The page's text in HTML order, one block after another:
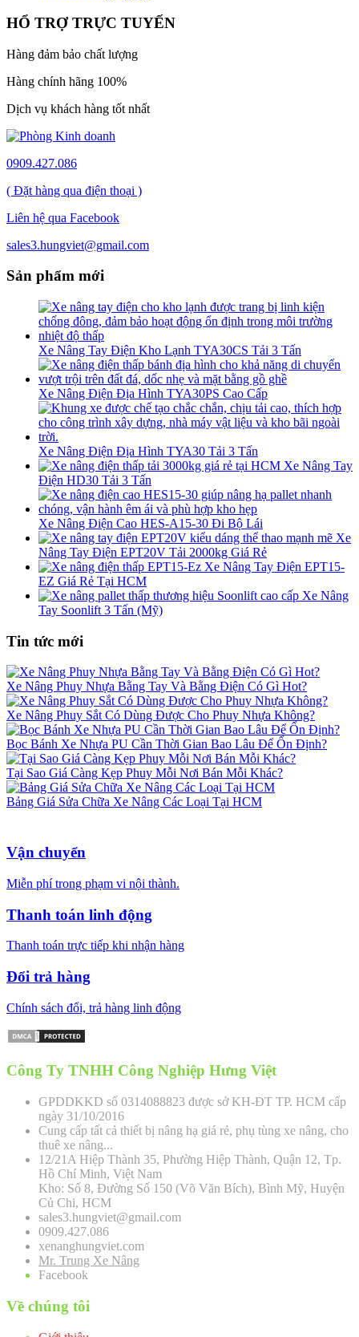
HỔ TRỢ TRỰC TUYẾN
Hàng đảm bảo chất lượng
Hàng chính hãng 100%
Dịch vụ khách hàng tốt nhất
0909.427.086
( Đặt hàng qua điện thoại )
Liên hệ qua Facebook
sales3.hungviet@gmail.com
Sản phẩm mới
Xe Nâng Tay Điện Kho Lạnh TYA30CS Tải 3 Tấn
Xe Nâng Điện Địa Hình TYA30PS Cao Cấp
Xe Nâng Điện Địa Hình TYA30 Tải 3 Tấn
Xe Nâng Tay
Điện HD30 Tải 3 Tấn
Xe Nâng Điện Cao HES-A15-30 Đi Bộ Lái
Xe
Nâng Tay Điện EPT20V Tải 2000kg Giá Rẻ
Xe Nâng Tay Điện EPT15-
EZ Giá Rẻ Tại HCM
Xe Nâng
Tay Soonlift 3 Tấn (Mỹ)
Tin tức mới
Xe Nâng Phuy Nhựa Bằng Tay Và Bằng Điện Có Gì Hot?
Xe Nâng Phuy Sắt Có Dùng Được Cho Phuy Nhựa Không?
Bọc Bánh Xe Nhựa PU Cần Thời Gian Bao Lâu Để Ổn Định?
Tại Sao Giá Càng Kẹp Phuy Mỗi Nơi Bán Mỗi Khác?
Bảng Giá Sửa Chữa Xe Nâng Các Loại Tại HCM
Vận chuyển
Miễn phí trong phạm vi nội thành.
Thanh toán linh động
Thanh toán trực tiếp khi nhận hàng
Đổi trả hàng
Chính sách đổi, trả hàng linh động
Công Ty TNHH Công Nghiệp Hưng Việt
GPDDKKD số 0314088823 được sở KH-ĐT TP. HCM cấp
ngày 31/10/2016
Cung cấp tất cả thiết bị nâng hạ giá rẻ, phụ tùng xe nâng, cho
thuê xe nâng...
12/21A Hiệp Thành 35, Phường Hiệp Thành, Quận 12, Tp.
Hồ Chí Minh, Việt Nam
Kho: Số 8, Đường Số 150 (Võ Văn Bích), Bình Mỹ, Huyện
Củ Chi, HCM
sales3.hungviet@gmail.com
0909.427.086
xenanghungviet.com
Mr. Trung Xe Nâng
Facebook
Về chúng tôi